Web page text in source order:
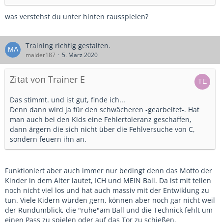
was verstehst du unter hinten rausspielen?
Training richtig gestalten.
maider187 5. März 2020
Zitat von Trainer E
Das stimmt. und ist gut, finde ich...
Denn dann wird ja für den schwächeren -gearbeitet-. Hat
man auch bei den Kids eine Fehlertoleranz geschaffen,
dann ärgern die sich nicht über die Fehlversuche von C,
sondern feuern ihn an.
Funktioniert aber auch immer nur bedingt denn das Motto der
Kinder in dem Alter lautet, ICH und MEIN Ball. Da ist mit teilen
noch nicht viel los und hat auch massiv mit der Entwiklung zu
tun. Viele Kidern würden gern, können aber noch gar nicht weil
der Rundumblick, die "ruhe"am Ball und die Technick fehlt um
einen Pass zu spielen oder auf das Tor zu schießen.